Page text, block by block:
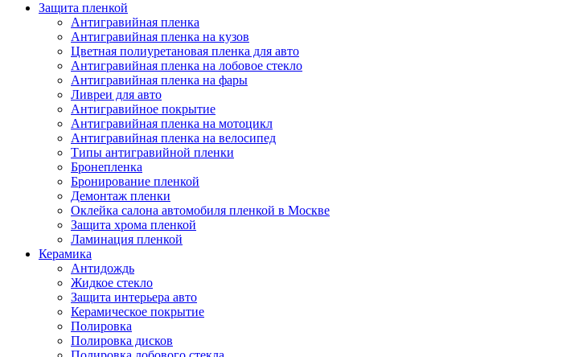
Защита пленкой
Антигравийная пленка
Антигравийная пленка на кузов
Цветная полиуретановая пленка для авто
Антигравийная пленка на лобовое стекло
Антигравийная пленка на фары
Ливреи для авто
Антигравийное покрытие
Антигравийная пленка на мотоцикл
Антигравийная пленка на велосипед
Типы антигравийной пленки
Бронепленка
Бронирование пленкой
Демонтаж пленки
Оклейка салона автомобиля пленкой в Москве
Защита хрома пленкой
Ламинация пленкой
Керамика
Антидождь
Жидкое стекло
Защита интерьера авто
Керамическое покрытие
Полировка
Полировка дисков